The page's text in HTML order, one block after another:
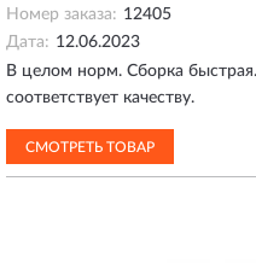
Номер заказа: 12405
Дата: 12.06.2023
В целом норм. Сборка
соответствует качеству.
СМОТРЕТЬ ТОВАР